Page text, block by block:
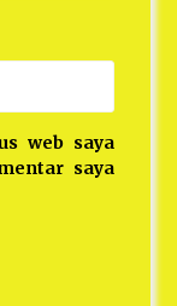
web saya
saya